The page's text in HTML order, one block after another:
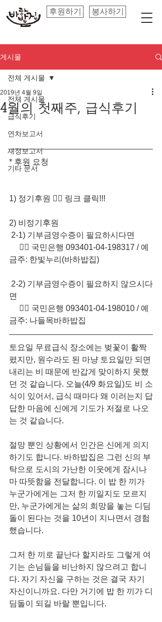
후원하기 봉사하기
게시물
전체 게시물
급식후기
연차보고서
재정보고서
기타 문서
전체 게시물
4월의 첫째주, 급식후기
2019년 4월 9일
* 후원 요청
1) 정기후원 👈🏻 링크 클릭!!!
2) 비정기후원
2-1) 기부금영수증이 필요하시다면
금주: 한빛누리(바하밥집)
면
금주: 나들목바하밥집
토요일 무료급식 장소에는 벚꽃이 활짝
폈지만, 원수라도 된 마냥 토요일만 되면
내리는 비 때문에 반갑게 맞이하지 못했
던 것 같습니다. 오늘(4/9 화요일)도 비 소
식이 있어서, 급식 때마다 왜 이러는지 답
답한 마음에 신에게 기도가 저절로 나오
는 것 같습니다.
절망 뿐인 상황에서 인간은 신에게 의지
하기도 합니다. 바하밥집은 그런 신의 부
탁으로 도시의 가난한 이웃에게 잠시나
마 따뜻함을 전달합니다. 이 밥 한 끼가
누군가에게는 그저 한 끼일지도 모르지
만, 누군가에게는 삶의 희망을 놓는 디딤
돌이 된다는 것을 10년이 지나면서 경험
했습니다.
그저 한 끼로 끝난다 할지라도 그렇게 여
기는 손님들을 비난하지 않으려고 합니
다. 자기 자신을 구하는 것은 결국 자기
자신이니까요. 다만 거기에 밥 한 끼가 디
딤돌이 되길 바랄 뿐입니다.